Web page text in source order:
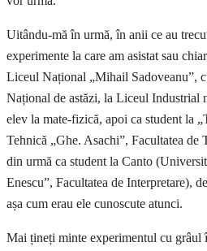
Uitându-mă în urmă, în anii ce au
experimente la care am asistat sau
Liceul Național „Mihail Sadoveanu”,
Național de astăzi, la Liceul Industrial
elev la mate-fizică, apoi ca student la
Tehnică „Ghe. Asachi”, Facultatea de
din urmă ca student la Canto
Enescu”, Facultatea de Interpretare),
așa cum erau ele cunoscute atunci.
Mai țineți minte experimentul cu grâul